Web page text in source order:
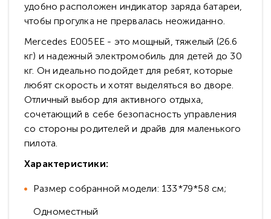
удобно расположен индикатор заряда батареи,
чтобы прогулка не прервалась неожиданно.
Mercedes E005EE - это мощный, тяжелый (26.6
кг) и надежный электромобиль для детей до 30
кг. Он идеально подойдет для ребят, которые
любят скорость и хотят выделяться во дворе.
Отличный выбор для активного отдыха,
сочетающий в себе безопасность управления
со стороны родителей и драйв для маленького
пилота.
Характеристики:
Размер собранной модели: 133*79*58 см;
Одноместный